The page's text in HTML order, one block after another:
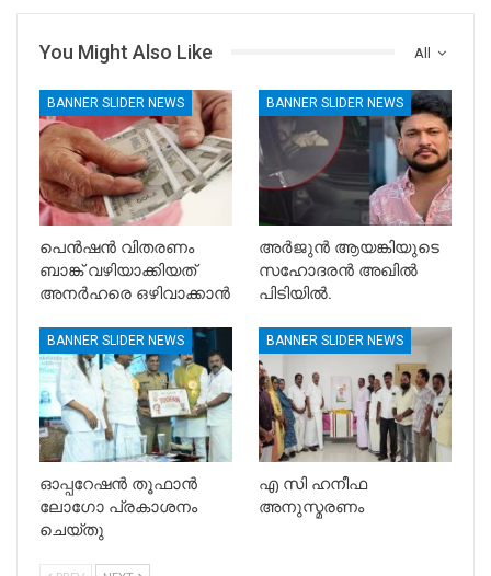
All
You Might Also Like
BANNER SLIDER NEWS
പെൻഷൻ വിതരണം
ബാങ്ക് വഴിയാക്കിയത്
അനർഹരെ ഒഴിവാക്കാൻ
BANNER SLIDER NEWS
അർജുൻ ആയങ്കിയുടെ
സഹോദരൻ അഖിൽ
പിടിയിൽ.
BANNER SLIDER NEWS
ഓപ്പറേഷൻ തൂഫാൻ
ലോഗോ പ്രകാശനം
ചെയ്തു
BANNER SLIDER NEWS
എ സി ഹനീഫ
അനുസ്മരണം